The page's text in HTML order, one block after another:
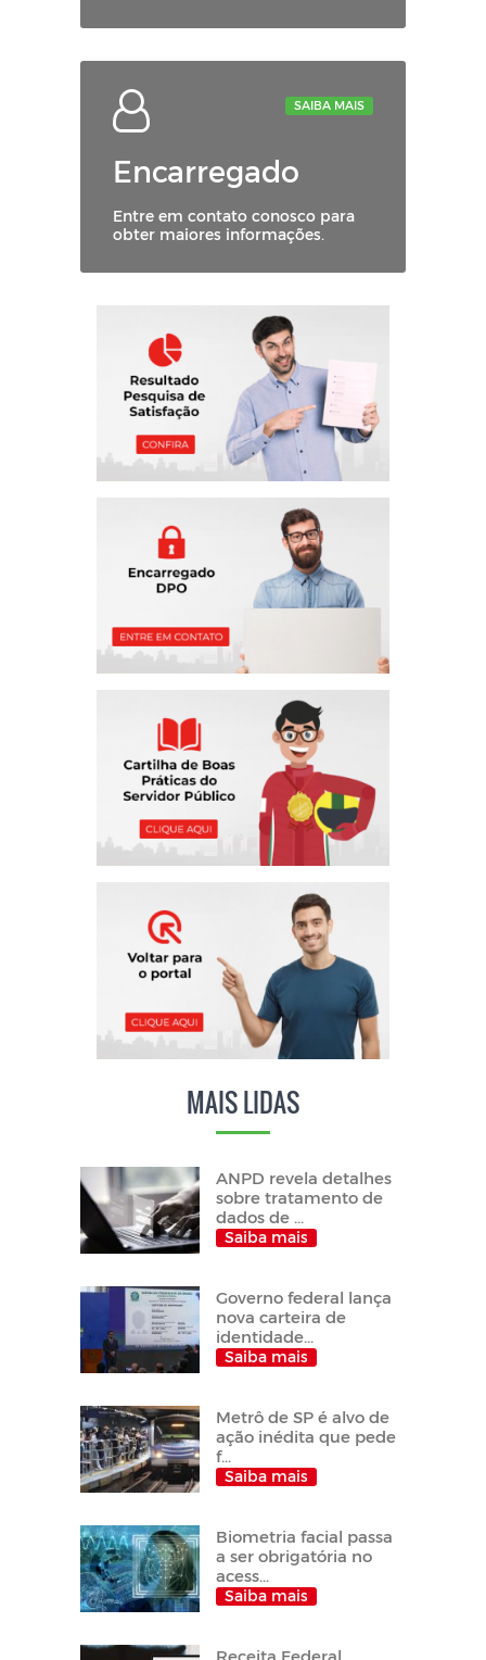
Encarregado
Entre em contato conosco para
obter maiores informações.
SAIBA MAIS
MAIS LIDAS
ANPD revela detalhes
sobre tratamento de
dados de ...
Saiba mais
Governo federal lança
nova carteira de
identidade...
Saiba mais
Metrô de SP é alvo de
ação inédita que pede
f...
Saiba mais
Biometria facial passa
a ser obrigatória no
acess...
Saiba mais
Receita Federal